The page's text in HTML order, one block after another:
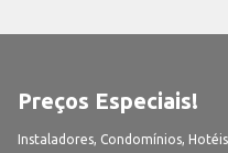
Preços Especiais!
Instaladores, Condomínios,